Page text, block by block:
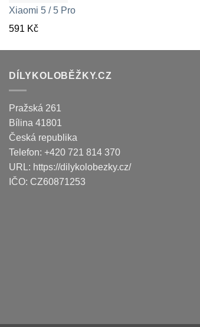
Xiaomi 5 / 5 Pro
591 Kč
DÍLYKOLOBĚŽKY.CZ
Pražská 261
Bílina 41801
Česká republika
Telefon: +420 721 814 370
URL: https://dilykolobezky.cz/
IČO: CZ60871253